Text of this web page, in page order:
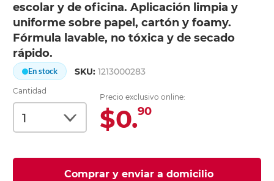
escolar y de oficina. Aplicación limpia y
uniforme sobre papel, cartón y foamy.
Fórmula lavable, no tóxica y de secado
rápido.
En stock SKU:1213000283
Cantidad
Precio exclusivo online:
$0.90
Comprar y enviar a domicilio